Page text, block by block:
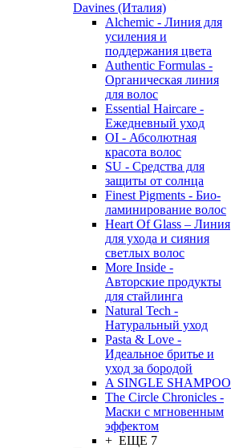
Davines (Италия)
Alchemic - Линия для
усиления и
поддержания цвета
Authentic Formulas -
Органическая линия
для волос
Essential Haircare -
Eжедневный уход
OI - Абсолютная
красота волос
SU - Средства для
защиты от солнца
Finest Pigments - Био-
ламинирование волос
Heart Of Glass – Линия
для ухода и сияния
светлых волос
More Inside -
Авторские продукты
для стайлинга
Natural Tech -
Натуральный уход
Pasta & Love -
Идеальное бритье и
уход за бородой
A SINGLE SHAMPOO
The Circle Chronicles -
Маски с мгновенным
эффектом
+ ЕЩЕ 7